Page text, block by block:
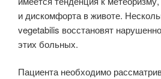
и дискомфорта в животе.
vegetabilis восстановят
этих больных.
Пациента необходимо